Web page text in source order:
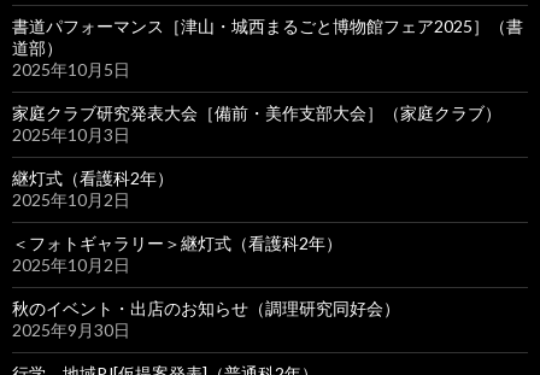
書道パフォーマンス［津山・城西まるごと博物館フェア2025］（書
道部）
2025年10月5日
家庭クラブ研究発表大会［備前・美作支部大会］（家庭クラブ）
2025年10月3日
継灯式（看護科2年）
2025年10月2日
＜フォトギャラリー＞継灯式（看護科2年）
2025年10月2日
秋のイベント・出店のお知らせ（調理研究同好会）
2025年9月30日